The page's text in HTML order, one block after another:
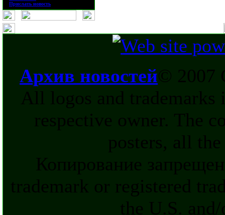
Прислать новость
Архив новостей© 2007
All logos and
respective owner. The
posters, all
Копирование
trademark or registered
the U.S.